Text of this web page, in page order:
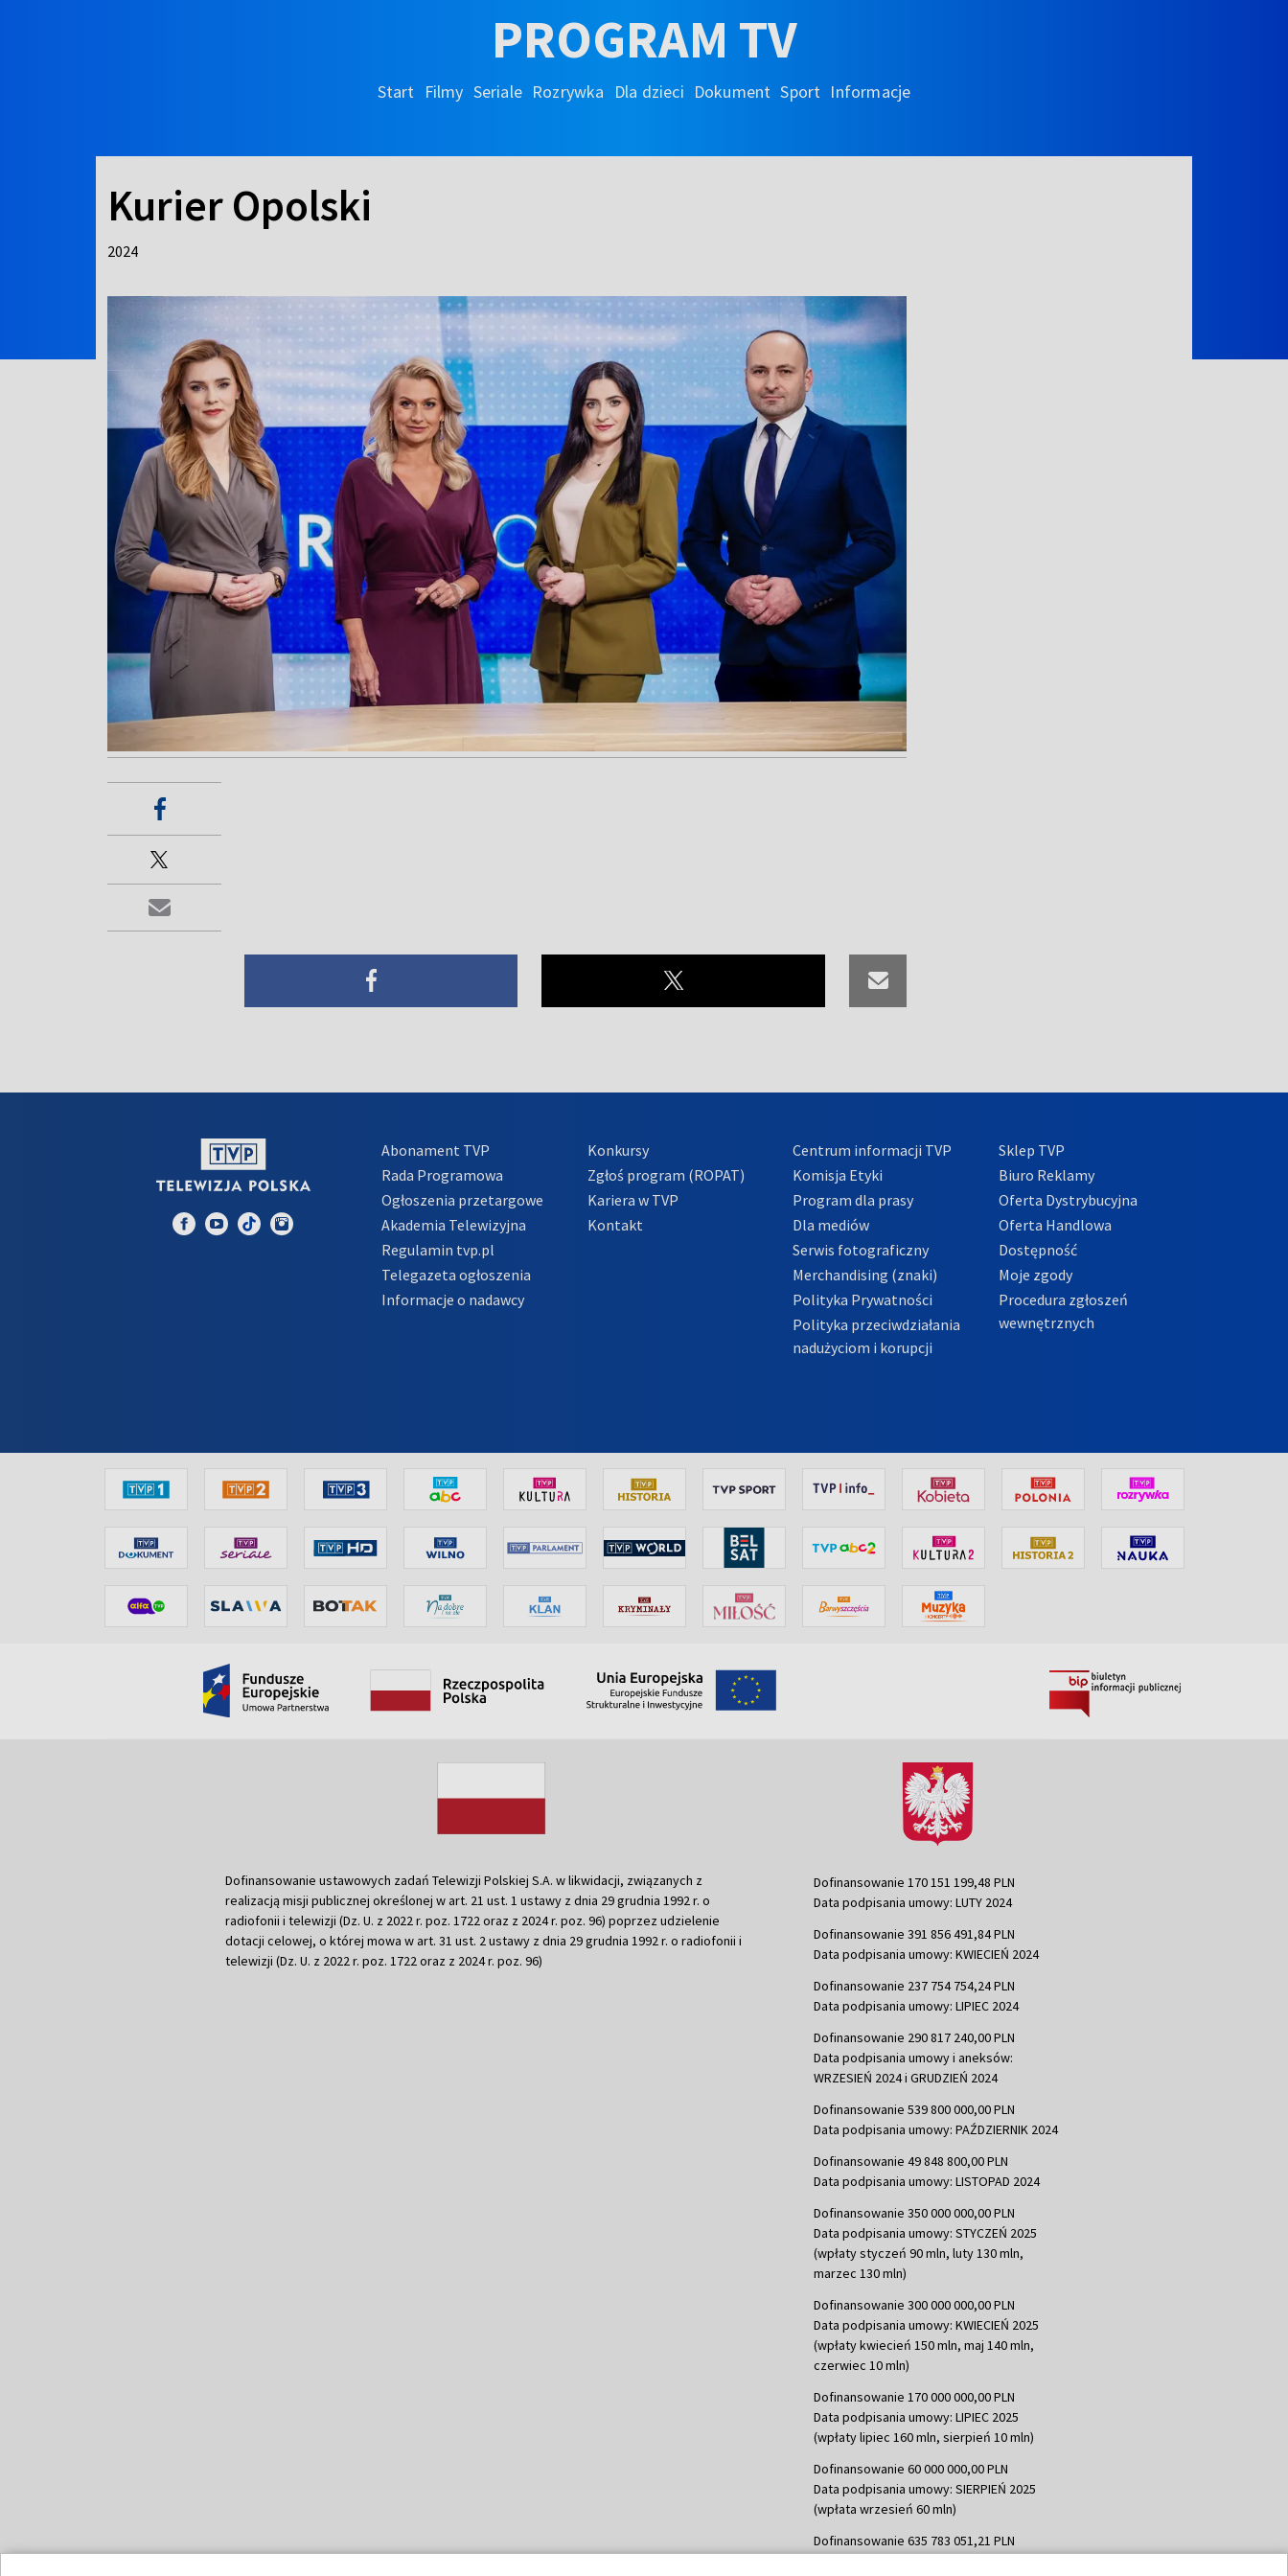
PROGRAM TV
Start Filmy Seriale Rozrywka Dla dzieci Dokument Sport Informacje
Kurier Opolski
2024
Abonament TVP
Rada Programowa
Ogłoszenia przetargowe
Akademia Telewizyjna
Regulamin tvp.pl
Telegazeta ogłoszenia
Informacje o nadawcy
Konkursy
Zgłoś program (ROPAT)
Kariera w TVP
Kontakt
Centrum informacji TVP
Komisja Etyki
Program dla prasy
Dla mediów
Serwis fotograficzny
Merchandising (znaki)
Polityka Prywatności
Polityka przeciwdziałania
nadużyciom i korupcji
Sklep TVP
Biuro Reklamy
Oferta Dystrybucyjna
Oferta Handlowa
Dostępność
Moje zgody
Procedura zgłoszeń
wewnętrznych
Dofinansowanie ustawowych zadań Telewizji Polskiej S.A. w likwidacji, związanych z
realizacją misji publicznej określonej w art. 21 ust. 1 ustawy z dnia 29 grudnia 1992 r. o
radiofonii i telewizji (Dz. U. z 2022 r. poz. 1722 oraz z 2024 r. poz. 96) poprzez udzielenie
dotacji celowej, o której mowa w art. 31 ust. 2 ustawy z dnia 29 grudnia 1992 r. o radiofonii i
telewizji (Dz. U. z 2022 r. poz. 1722 oraz z 2024 r. poz. 96)
Dofinansowanie 170 151 199,48 PLN
Data podpisania umowy: LUTY 2024
Dofinansowanie 391 856 491,84 PLN
Data podpisania umowy: KWIECIEŃ 2024
Dofinansowanie 237 754 754,24 PLN
Data podpisania umowy: LIPIEC 2024
Dofinansowanie 290 817 240,00 PLN
Data podpisania umowy i aneksów:
WRZESIEŃ 2024 i GRUDZIEŃ 2024
Dofinansowanie 539 800 000,00 PLN
Data podpisania umowy: PAŹDZIERNIK 2024
Dofinansowanie 49 848 800,00 PLN
Data podpisania umowy: LISTOPAD 2024
Dofinansowanie 350 000 000,00 PLN
Data podpisania umowy: STYCZEŃ 2025
(wpłaty styczeń 90 mln, luty 130 mln,
marzec 130 mln)
Dofinansowanie 300 000 000,00 PLN
Data podpisania umowy: KWIECIEŃ 2025
(wpłaty kwiecień 150 mln, maj 140 mln,
czerwiec 10 mln)
Dofinansowanie 170 000 000,00 PLN
Data podpisania umowy: LIPIEC 2025
(wpłaty lipiec 160 mln, sierpień 10 mln)
Dofinansowanie 60 000 000,00 PLN
Data podpisania umowy: SIERPIEŃ 2025
(wpłata wrzesień 60 mln)
Dofinansowanie 635 783 051,21 PLN